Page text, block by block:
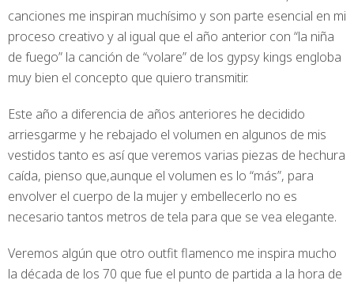
canciones me inspiran muchísimo y son parte esencial en mi
proceso creativo y al igual que el año anterior con “la niña
de fuego” la canción de “volare” de los gypsy kings engloba
muy bien el concepto que quiero transmitir.
Este año a diferencia de años anteriores he decidido
arriesgarme y he rebajado el volumen en algunos de mis
vestidos tanto es así que veremos varias piezas de hechura
caída, pienso que,aunque el volumen es lo “más”, para
envolver el cuerpo de la mujer y embellecerlo no es
necesario tantos metros de tela para que se vea elegante.
Veremos algún que otro outfit flamenco me inspira mucho
la década de los 70 que fue el punto de partida a la hora de